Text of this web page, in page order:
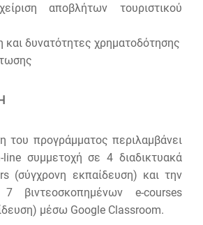
αποβλήτων τουριστικού
και δυνατότητες χρηματοδότησης
του προγράμματος περιλαμβάνει
line συμμετοχή σε 4 διαδικτυακά
(σύγχρονη εκπαίδευση) και την
βιντεοσκοπημένων e-courses
μέσω Google Classroom.